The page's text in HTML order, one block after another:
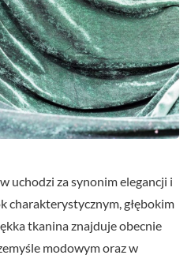
uchodzi za synonim elegancji i
charakterystycznym, głębokim
tkanina znajduje obecnie
modowym oraz w